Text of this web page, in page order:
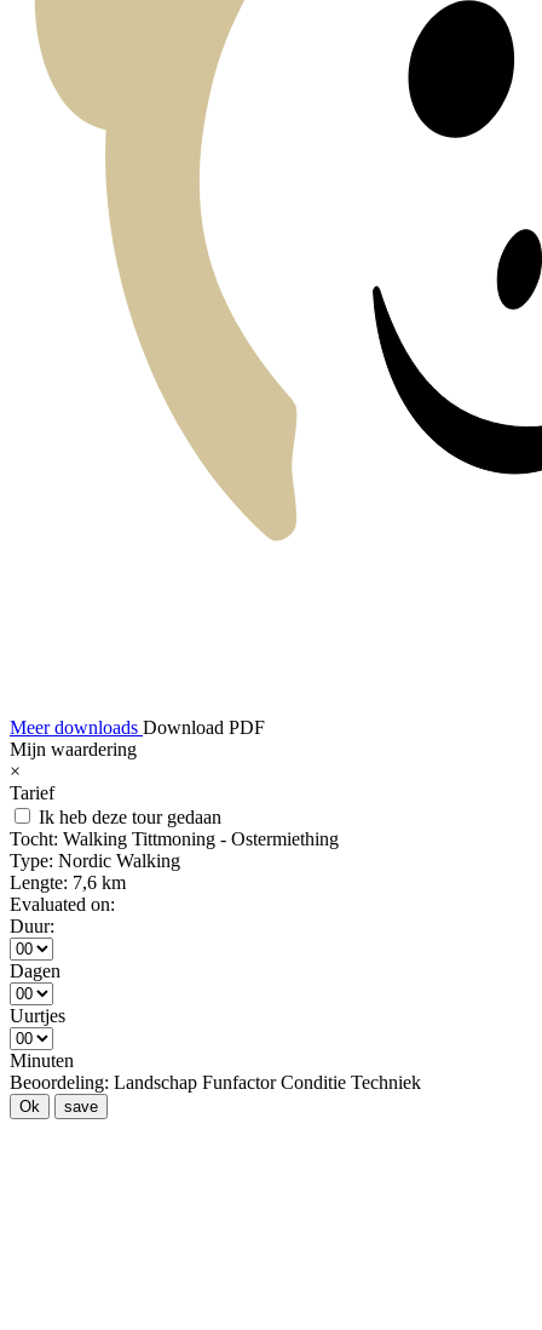
Meer downloads Download PDF
Mijn waardering
×
Tarief
Ik heb deze tour gedaan
Tocht: Walking Tittmoning - Ostermiething
Type: Nordic Walking
Lengte: 7,6 km
Evaluated on:
Duur:
Dagen
Uurtjes
Minuten
Beoordeling: Landschap Funfactor Conditie Techniek
Ok save